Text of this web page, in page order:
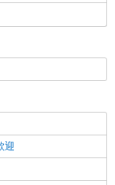
皆勤手当：5,000円
：10,000円 └ 18
円／人 ・精皆
4〜5ヶ月分） ・決
りません。
津町佐脇浜二号地
迎